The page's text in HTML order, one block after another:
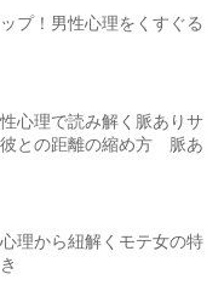
プ！男性心理をくすぐる
心理で読み解く脈ありサ
との距離の縮め方 脈あ
理から紐解くモテ女の特